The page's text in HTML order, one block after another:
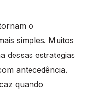
o
simples. Muitos
dessas estratégias
antecedência.
quando